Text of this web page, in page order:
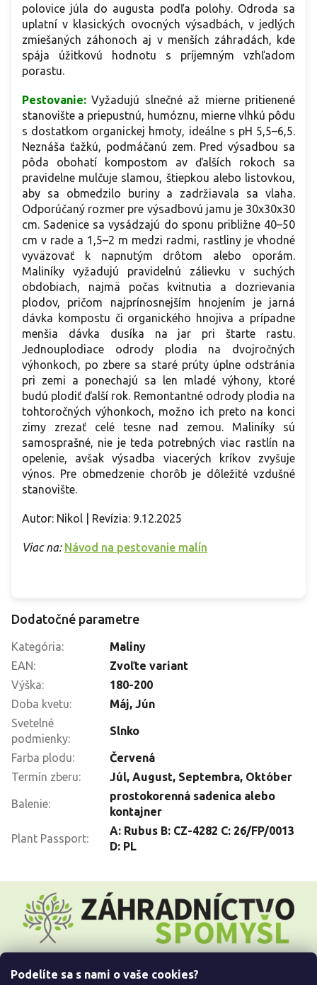
Podelíte sa s nami o vaše cookies?
polovice júla do augusta podľa polohy. Odroda sa
uplatní v klasických ovocných výsadbách, v jedlých
zmiešaných záhonoch aj v menších záhradách, kde
spája úžitkovú hodnotu s príjemným vzhľadom
porastu.
Pestovanie:Vyžadujú slnečné až mierne pritienené
stanovište a priepustnú, humóznu, mierne vlhkú pôdu
s dostatkom organickej hmoty, ideálne s pH 5,5–6,5.
Neznáša ťažkú, podmáčanú zem. Pred výsadbou sa
pôda obohatí kompostom av ďalších rokoch sa
pravidelne mulčuje slamou, štiepkou alebo listovkou,
aby sa obmedzilo buriny a zadržiavala sa vlaha.
Odporúčaný rozmer pre výsadbovú jamu je 30x30x30
cm. Sadenice sa vysádzajú do sponu približne 40–50
cm v rade a 1,5–2 m medzi radmi, rastliny je vhodné
vyväzovať k napnutým drôtom alebo oporám.
Maliníky vyžadujú pravidelnú zálievku v suchých
obdobiach, najmä počas kvitnutia a dozrievania
plodov, pričom najprínosnejším hnojením je jarná
dávka kompostu či organického hnojiva a prípadne
menšia dávka dusíka na jar pri štarte rastu.
Jednouplodiace odrody plodia na dvojročných
výhonkoch, po zbere sa staré prúty úplne odstránia
pri zemi a ponechajú sa len mladé výhony, ktoré
budú plodiť ďalší rok. Remontantné odrody plodia na
tohtoročných výhonkoch, možno ich preto na konci
zimy zrezať celé tesne nad zemou. Maliníky sú
samosprašné, nie je teda potrebných viac rastlín na
opelenie, avšak výsadba viacerých kríkov zvyšuje
výnos. Pre obmedzenie chorôb je dôležité vzdušné
stanovište.
Autor: Nikol | Revízia: 9.12.2025
Viac na: Návod na pestovanie malín
Dodatočné parametre
Kategória:
Maliny
EAN:
Zvoľte variant
Výška:
180-200
Doba kvetu:
Máj, Jún
Svetelné
podmienky:
Slnko
Farba plodu:
Červená
Termín zberu: Júl, August, Septembra, Október
Balenie:
prostokorenná sadenica alebo
kontajner
Plant Passport:
A: Rubus B: CZ-4282 C: 26/FP/0013
D: PL
t